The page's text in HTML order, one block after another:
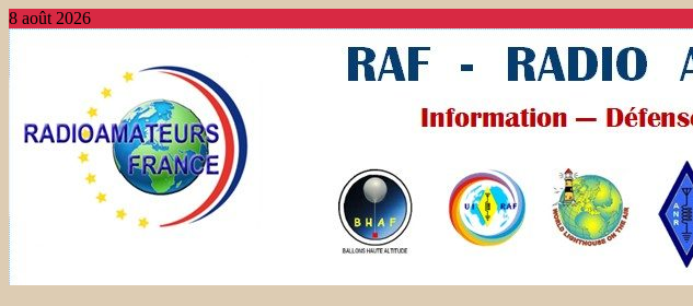
8 août 2026